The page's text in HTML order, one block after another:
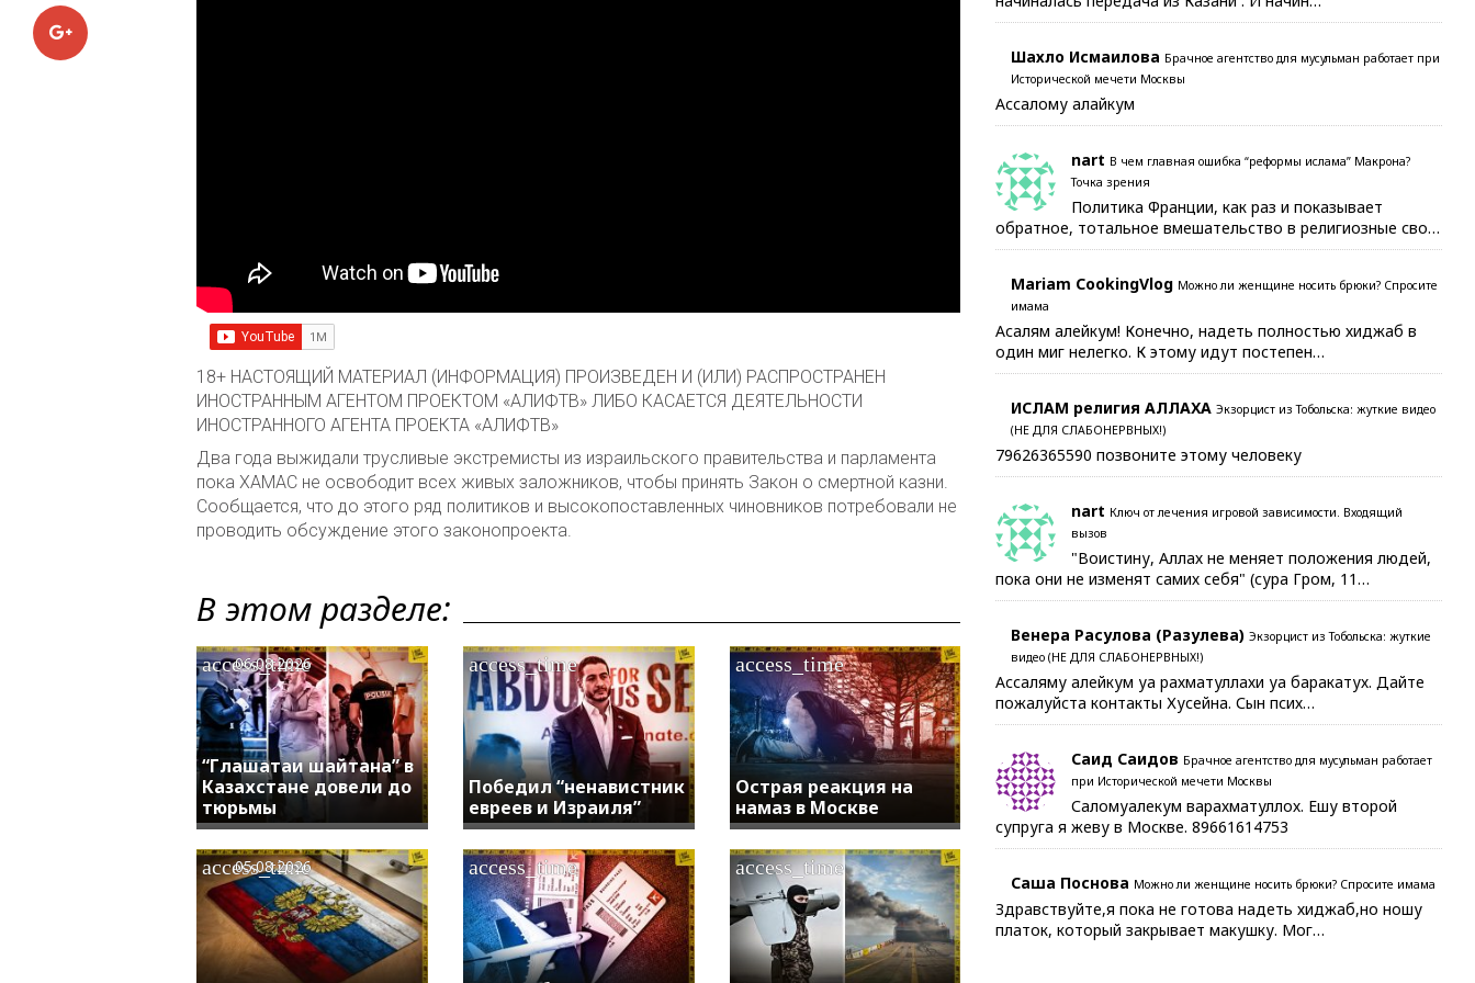
Google+
18+ НАСТОЯЩИЙ МАТЕРИАЛ (ИНФОРМАЦИЯ) ПРОИЗВЕДЕН И (ИЛИ) РАСПРОСТРАНЕН
ИНОСТРАННЫМ АГЕНТОМ ПРОЕКТОМ «АЛИФТВ» ЛИБО КАСАЕТСЯ ДЕЯТЕЛЬНОСТИ
ИНОСТРАННОГО АГЕНТА ПРОЕКТА «АЛИФТВ»
Два года выжидали трусливые экстремисты из израильского правительства и парламента
пока ХАМАС не освободит всех живых заложников, чтобы принять Закон о смертной казни.
Сообщается, что до этого ряд политиков и высокопоставленных чиновников потребовали не
проводить обсуждение этого законопроекта.
В этом разделе:
“Глашатаи шайтана” в
Казахстане довели до
тюрьмы
access_time
06.08.2026
Победил “ненавистник
евреев и Израиля”
access_time
Острая реакция на
намаз в Москве
access_time
access_time
05.08.2026 access_time access_time
Шахло Исмаилова Брачное агентство для мусульман работает при
Исторической мечети Москвы
Ассалому алайкум
nart В чем главная ошибка “реформы ислама” Макрона?
Точка зрения
Политика Франции, как раз и показывает
обратное, тотальное вмешательство в религиозные сво…
Mariam CookingVlog Можно ли женщине носить брюки? Спросите
имама
Асалям алейкум! Конечно, надеть полностью хиджаб в
один миг нелегко. К этому идут постепен…
ИСЛАМ религия АЛЛАХА Экзорцист из Тобольска: жуткие видео
(НЕ ДЛЯ СЛАБОНЕРВНЫХ!)
79626365590 позвоните этому человеку
nart Ключ от лечения игровой зависимости. Входящий
вызов
"Воистину, Аллах не меняет положения людей,
пока они не изменят самих себя" (сура Гром, 11…
Венера Расулова (Разулева) Экзорцист из Тобольска: жуткие
видео (НЕ ДЛЯ СЛАБОНЕРВНЫХ!)
Ассаляму алейкум уа рахматуллахи уа баракатух. Дайте
пожалуйста контакты Хусейна. Сын псих…
Саид Саидов Брачное агентство для мусульман работает
при Исторической мечети Москвы
Саломуалекум варахматуллох. Ешу второй
супруга я жеву в Москве. 89661614753
Саша Поснова Можно ли женщине носить брюки? Спросите имама
Здравствуйте,я пока не готова надеть хиджаб,но ношу
платок, который закрывает макушку. Мог…